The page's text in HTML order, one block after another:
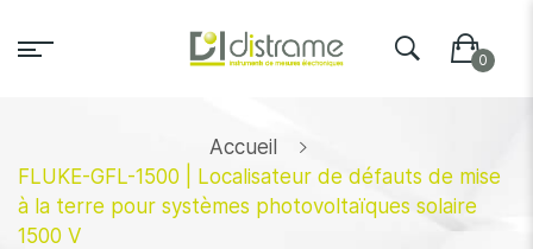
Accueil
FLUKE-GFL-1500 | Localisateur de défauts de mise
à la terre pour systèmes photovoltaïques solaire
1500 V